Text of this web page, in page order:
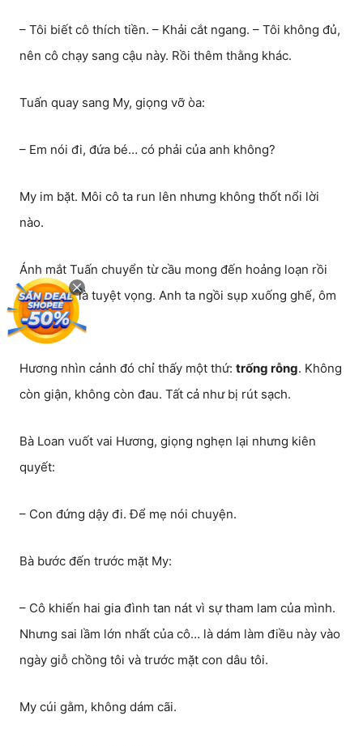
– Tôi biết cô thích tiền. – Khải cắt ngang. – Tôi không đủ,
nên cô chạy sang cậu này. Rồi thêm thằng khác.
Tuấn quay sang My, giọng vỡ òa:
– Em nói đi, đứa bé… có phải của anh không?
My im bặt. Môi cô ta run lên nhưng không thốt nổi lời
nào.
Ánh mắt Tuấn chuyển từ cầu mong đến hoảng loạn rồi
cuối cùng là tuyệt vọng. Anh ta ngồi sụp xuống ghế, ôm
đầu.
Hương nhìn cảnh đó chỉ thấy một thứ: trống rỗng. Không
còn giận, không còn đau. Tất cả như bị rút sạch.
Bà Loan vuốt vai Hương, giọng nghẹn lại nhưng kiên
quyết:
– Con đứng dậy đi. Để mẹ nói chuyện.
Bà bước đến trước mặt My:
– Cô khiến hai gia đình tan nát vì sự tham lam của mình.
Nhưng sai lầm lớn nhất của cô… là dám làm điều này vào
ngày giỗ chồng tôi và trước mặt con dâu tôi.
My cúi gằm, không dám cãi.